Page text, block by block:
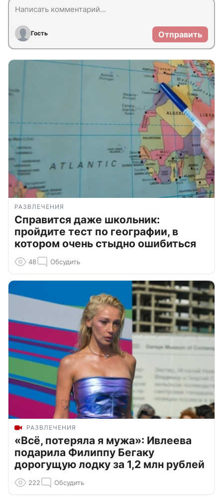
Гость Отправить
РАЗВЛЕЧЕНИЯ
Справится даже школьник:
пройдите тест по географии, в
котором очень стыдно ошибиться
48 Обсудить
РАЗВЛЕЧЕНИЯ
«Всё, потеряла я мужа»: Ивлеева
подарила Филиппу Бегаку
дорогущую лодку за 1,2 млн рублей
222 Обсудить